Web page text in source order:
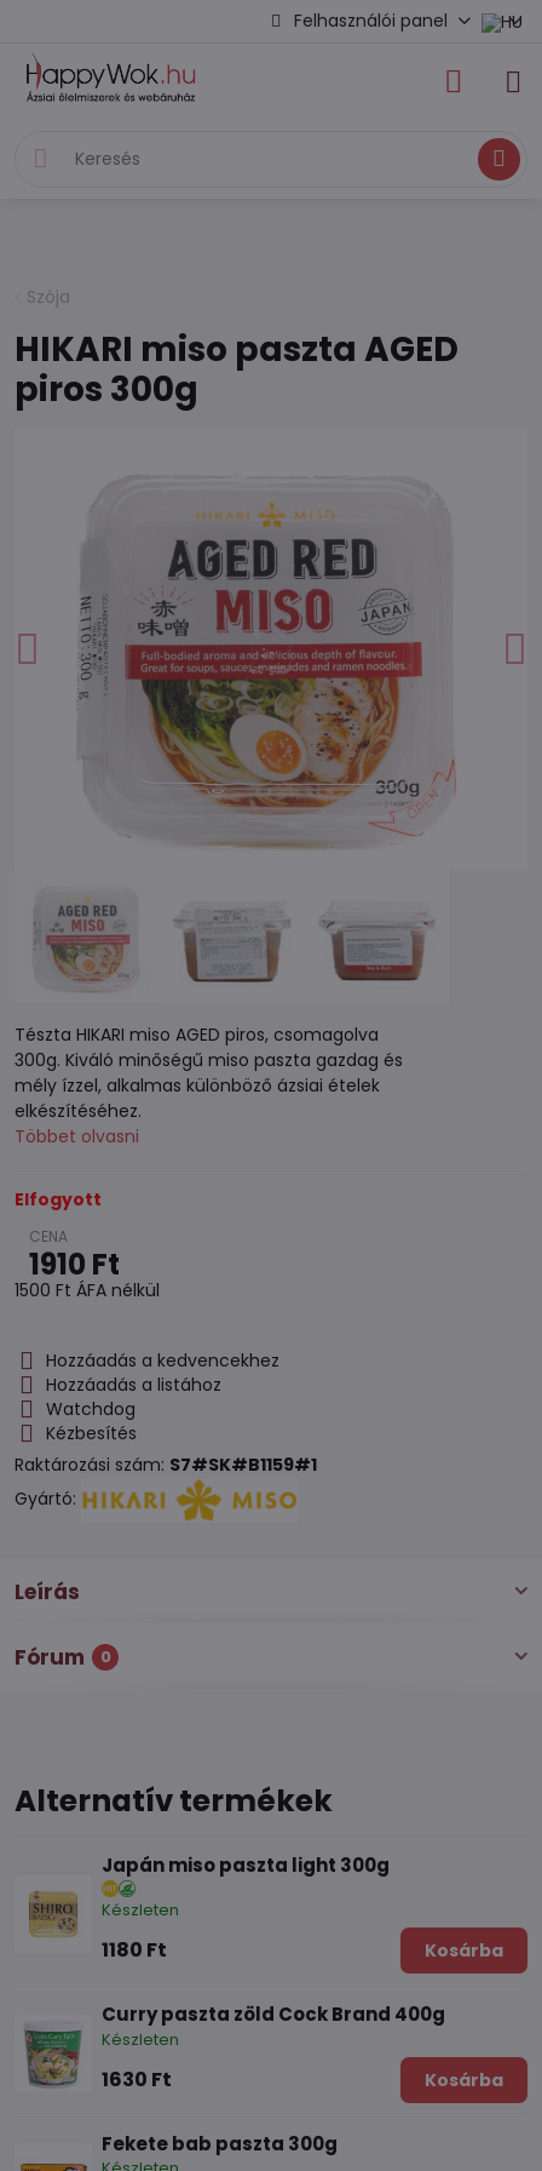
Felhasználói panel
Keresés
Szója
HIKARI miso paszta AGED
piros 300g
Tészta HIKARI miso AGED piros, csomagolva
300g. Kiváló minőségű miso paszta gazdag és
mély ízzel, alkalmas különböző ázsiai ételek
elkészítéséhez.
Többet olvasni
Elfogyott
1910 Ft
1500 Ft ÁFA nélkül
Hozzáadás a kedvencekhez
Hozzáadás a listához
Watchdog
Kézbesítés
Raktározási szám: S7#SK#B1159#1
Gyártó:
Leírás
Fórum 0
Alternatív termékek
Japán miso paszta light 300g
Készleten
1180 Ft Kosárba
Curry paszta zöld Cock Brand 400g
Készleten
1630 Ft Kosárba
Fekete bab paszta 300g